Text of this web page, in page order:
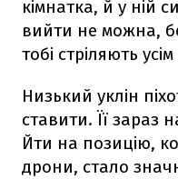
кімнатка, й у ній
вийти не можна,
тобі стріляють
Низький уклін
ставити. Її
Йти на позицію,
дрони, стало